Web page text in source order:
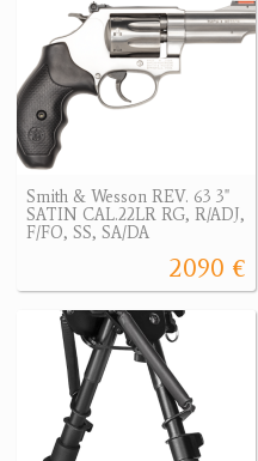
Smith & Wesson REV. 63 3"
SATIN CAL.22LR RG, R/ADJ,
F/FO, SS, SA/DA
2090 €